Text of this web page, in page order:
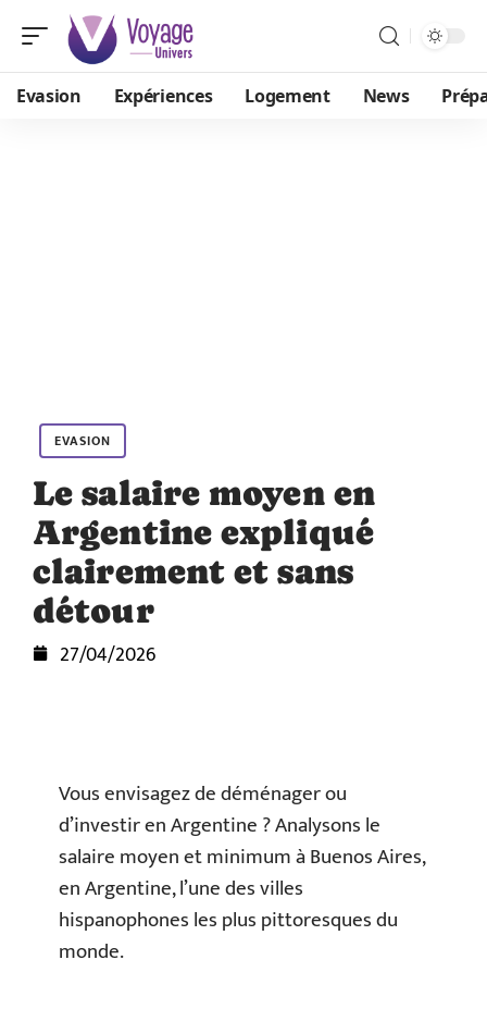
Evasion Expériences Logement News
EVASION
Le salaire moyen en
Argentine expliqué
clairement et sans
détour
27/04/2026
Vous envisagez de déménager ou
d’investir en Argentine ? Analysons le
salaire moyen et minimum à Buenos Aires,
en Argentine, l’une des villes
hispanophones les plus pittoresques du
monde.